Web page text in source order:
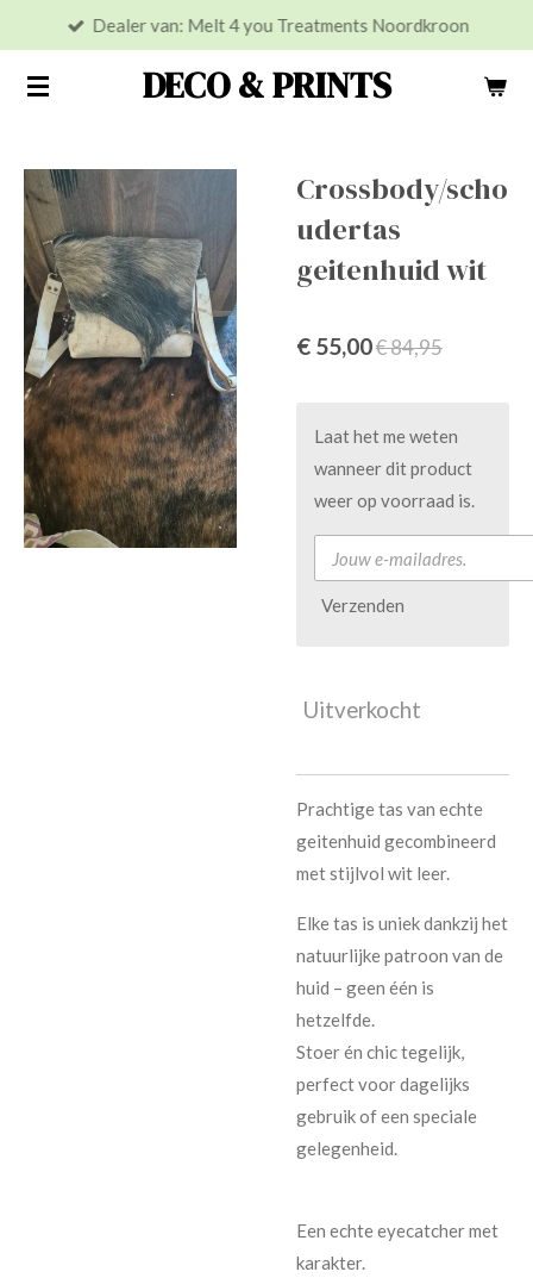
naar
DECO & PRINTS
Dealer van: Melt 4 you Treatments Noordkroon
Crossbody/scho
udertas
geitenhuid wit
€ 55,00€ 84,95
Laat het me weten
wanneer dit product
weer op voorraad is.
Verzenden
Uitverkocht
Prachtige tas van echte
geitenhuid gecombineerd
met stijlvol wit leer.
Elke tas is uniek dankzij het
natuurlijke patroon van de
huid – geen één is
hetzelfde.
Stoer én chic tegelijk,
perfect voor dagelijks
gebruik of een speciale
gelegenheid.
Een echte eyecatcher met
karakter.